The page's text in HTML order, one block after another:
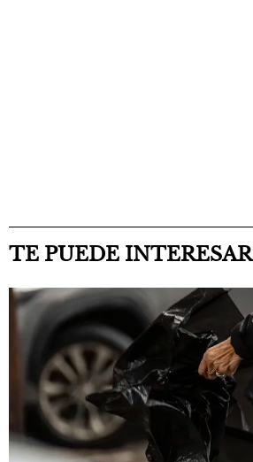
TE PUEDE INTERESAR